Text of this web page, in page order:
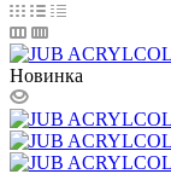
Новинка